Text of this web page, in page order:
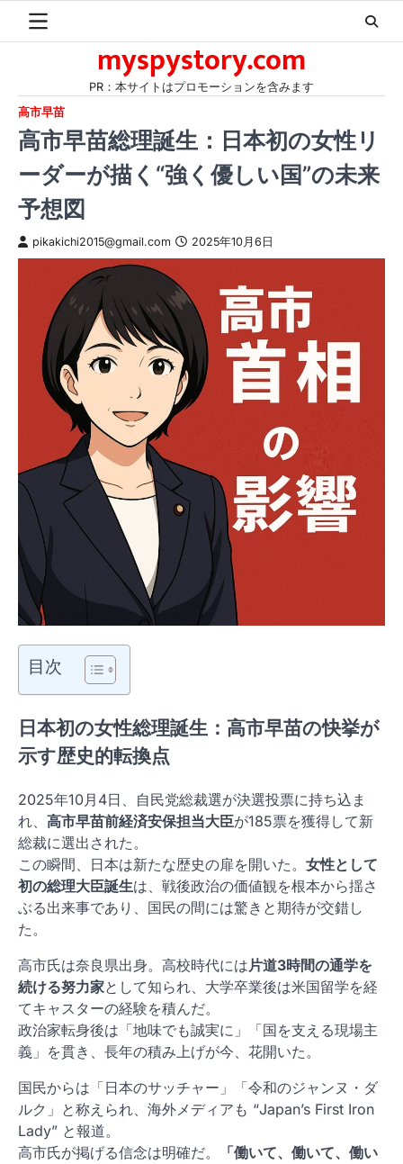
myspystory.com
PR：本サイトはプロモーションを含みます
高市早苗
高市早苗総理誕生：日本初の女性リ
ーダーが描く“強く優しい国”の未来
予想図
pikakichi2015@gmail.com 2025年10月6日
目次
日本初の女性総理誕生：高市早苗の快挙が
示す歴史的転換点
2025年10月4日、自民党総裁選が決選投票に持ち込ま
れ、 高市早苗前経済安保担当大臣が185票を獲得して新
総裁に選出された。
この瞬間、日本は新たな歴史の扉を開いた。 女性として
初の総理大臣誕生は、戦後政治の価値観を根本から揺さ
ぶる出来事であり、国民の間には驚きと期待が交錯し
た。
高市氏は奈良県出身。高校時代には片道3時間の通学を
続ける努力家として知られ、大学卒業後は米国留学を経
てキャスターの経験を積んだ。
政治家転身後は「地味でも誠実に」「国を支える現場主
義」を貫き、長年の積み上げが今、花開いた。
国民からは「日本のサッチャー」「令和のジャンヌ・ダ
ルク」と称えられ、海外メディアも “Japan’s First Iron
Lady” と報道。
高市氏が掲げる信念は明確だ。
「働いて、働いて、働い